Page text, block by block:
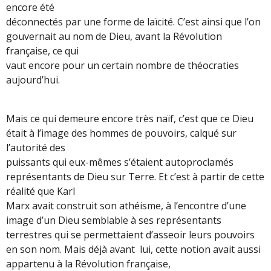
encore été
déconnectés par une forme de laïcité. C’est ainsi que l’on
gouvernait au nom de Dieu, avant la Révolution
française, ce qui
vaut encore pour un certain nombre de théocraties
aujourd’hui.
Mais ce qui demeure encore très naïf, c’est que ce Dieu
était à l’image des hommes de pouvoirs, calqué sur
l’autorité des
puissants qui eux-mêmes s’étaient autoproclamés
représentants de Dieu sur Terre. Et c’est à partir de cette
réalité que Karl
Marx avait construit son athéisme, à l’encontre d’une
image d’un Dieu semblable à ses représentants
terrestres qui se permettaient d’asseoir leurs pouvoirs
en son nom. Mais déjà avant lui, cette notion avait aussi
appartenu à la Révolution française,